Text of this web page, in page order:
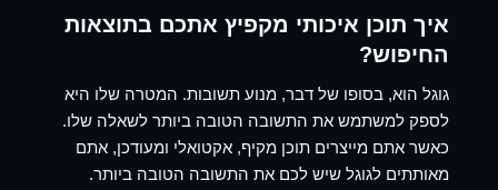
איך תוכן איכותי מקפיץ אתכם בתוצאות
החיפוש?
גוגל הוא, בסופו של דבר, מנוע תשובות. המטרה שלו היא
לספק למשתמש את התשובה הטובה ביותר לשאלה שלו.
כאשר אתם מייצרים תוכן מקיף, אקטואלי ומעודכן, אתם
מאותתים לגוגל שיש לכם את התשובה הטובה ביותר.